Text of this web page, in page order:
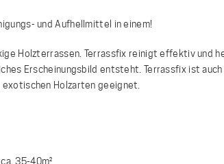
und Aufhellmittel in einem!
Holzterrassen. Terrassfix reinigt effektiv und
Erscheinungsbild entsteht. Terrassfix ist
Holzarten geeignet.
35-40m²